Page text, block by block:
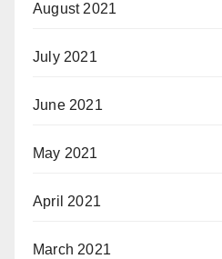
August 2021
July 2021
June 2021
May 2021
April 2021
March 2021